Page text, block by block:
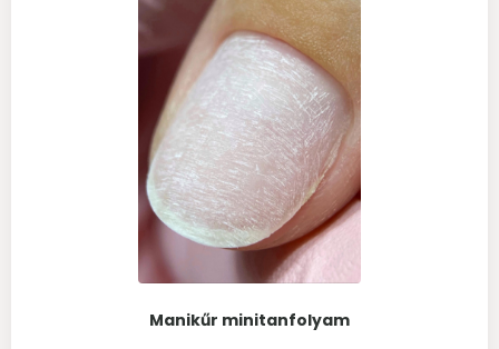
Manikűr minitanfolyam